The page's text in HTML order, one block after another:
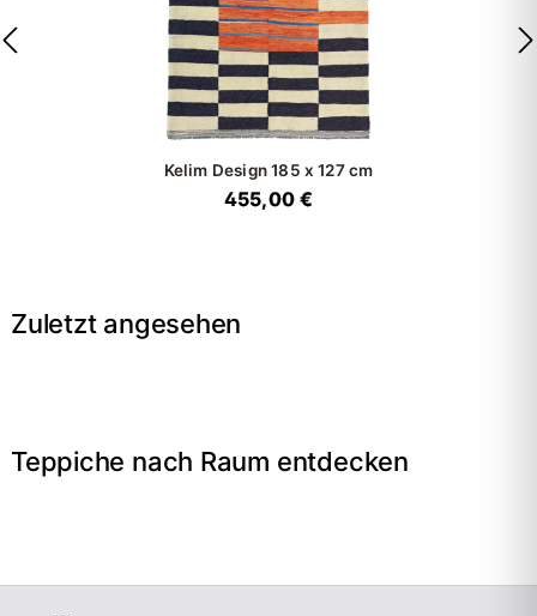
Kelim Design185 x 127 cm
455,00 €
Zuletzt angesehen
Teppiche nach Raum entdecken
Wohnzimmer